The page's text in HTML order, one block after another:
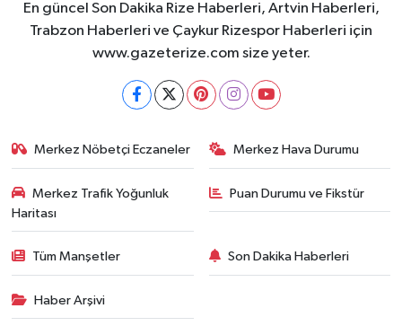
En güncel Son Dakika Rize Haberleri, Artvin Haberleri,
Trabzon Haberleri ve Çaykur Rizespor Haberleri için
www.gazeterize.com size yeter.
Merkez Nöbetçi Eczaneler Merkez Hava Durumu
Merkez Trafik Yoğunluk
Haritası
Puan Durumu ve Fikstür
Tüm Manşetler Son Dakika Haberleri
Haber Arşivi